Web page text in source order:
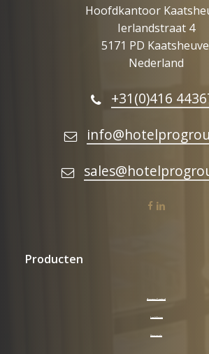
Hoofdkantoor
Ierlandstraat 4
5171 PD
Nederland
+31(0)416
facebook
linkedin
Producten
Access Control
LockVision
Keycards